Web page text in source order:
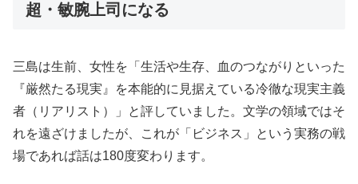
超・敏腕上司になる
三島は生前、女性を「生活や生存、血のつながりといった
『厳然たる現実』を本能的に見据えている冷徹な現実主義
者（リアリスト）」と評していました。文学の領域ではそ
れを遠ざけましたが、これが「ビジネス」という実務の戦
場であれば話は180度変わります。